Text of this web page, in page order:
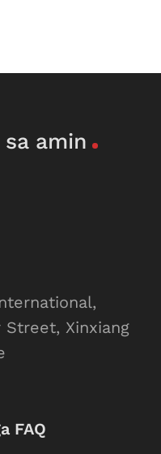
amin
Street, Xinxiang
FAQ